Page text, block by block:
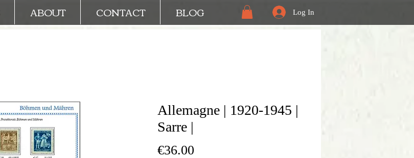
ABOUT CONTACT BLOG Log In
Allemagne | 1920-1945 |
Sarre |
€36.00